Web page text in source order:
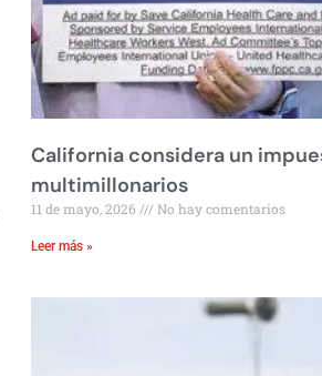
California considera un
multimillonarios
11 de mayo, 2026 No hay comentarios
Leer más »